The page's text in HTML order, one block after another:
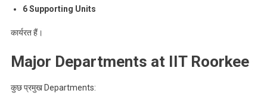
6 Supporting Units
कार्यरत हैं।
Major Departments at IIT Roorkee
कुछ प्रमुख Departments: